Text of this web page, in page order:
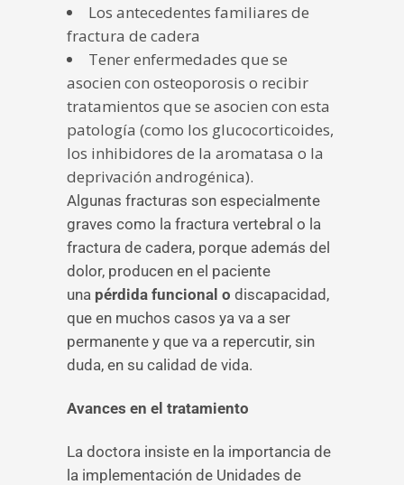
Los antecedentes familiares de
fractura de cadera
Tener enfermedades que se
asocien con osteoporosis o recibir
tratamientos que se asocien con esta
patología (como los glucocorticoides,
los inhibidores de la aromatasa o la
deprivación androgénica).
Algunas fracturas son especialmente
graves como la fractura vertebral o la
fractura de cadera, porque además del
dolor, producen en el paciente
una pérdida funcional o discapacidad,
que en muchos casos ya va a ser
permanente y que va a repercutir, sin
duda, en su calidad de vida.
Avances en el tratamiento
La doctora insiste en la importancia de
la implementación de Unidades de